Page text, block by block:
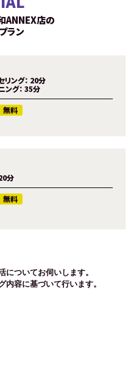
ANNEX店の
ラン
リング： 20分
ング： 35分
無料
分
無料
についてお伺いします。
内容に基づいて行います。